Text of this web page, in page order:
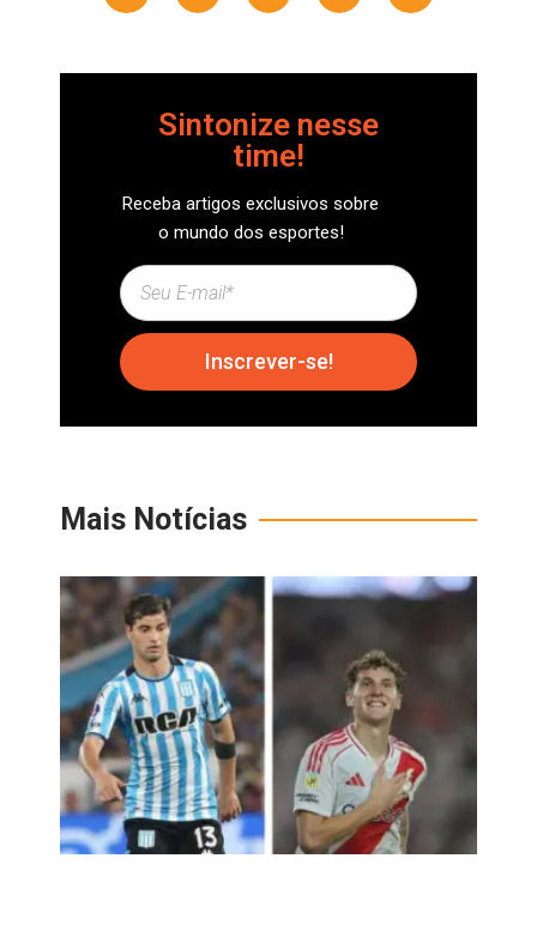
Sintonize nesse
time!
Receba artigos exclusivos sobre
o mundo dos esportes!
Inscrever-se!
Mais Notícias